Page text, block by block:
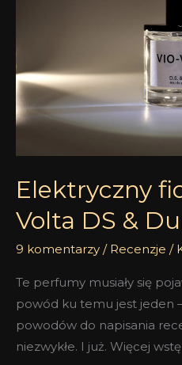
Elektryczny
Volta DS &
9 komentarzy / Recenzje /
Te perfumy musiały się
powód ku temu jest jeden
powodów do napisania
niezwykłe. I już. Więcej
&
Durga